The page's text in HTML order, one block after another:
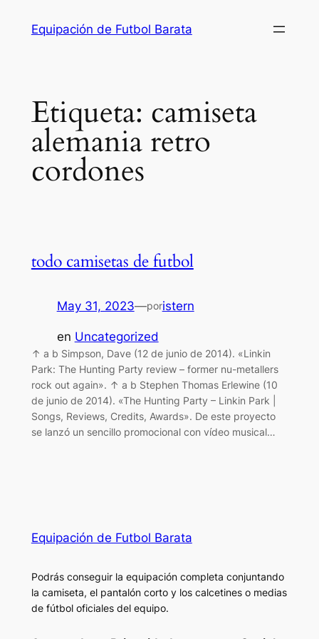
Equipación de Futbol Barata
Etiqueta: camiseta
alemania retro
cordones
todo camisetas de futbol
May 31, 2023—poristern
en Uncategorized
↑ a b Simpson, Dave (12 de junio de 2014). «Linkin
Park: The Hunting Party review – former nu-metallers
rock out again». ↑ a b Stephen Thomas Erlewine (10
de junio de 2014). «The Hunting Party – Linkin Park |
Songs, Reviews, Credits, Awards». De este proyecto
se lanzó un sencillo promocional con vídeo musical…
Equipación de Futbol Barata
Podrás conseguir la equipación completa conjuntando
la camiseta, el pantalón corto y los calcetines o medias
de fútbol oficiales del equipo.